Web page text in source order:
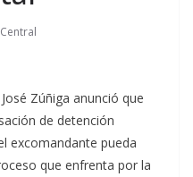
Zúñiga anunció que
de detención
excomandante pueda
que enfrenta por la